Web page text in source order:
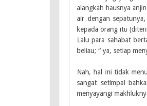
alangkah hausnya
air dengan
kepada orang itu
Lalu para sahabat
beliau; “ ya, setiap
Nah, hal ini tidak
sangat setimpal
menyayangi